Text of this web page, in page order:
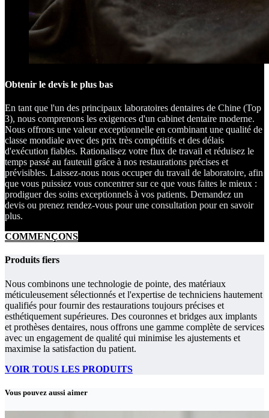
Obtenir le devis le plus bas
En tant que l'un des principaux laboratoires dentaires de Chine (Top
3), nous comprenons les exigences d'un cabinet dentaire moderne.
Nous offrons une valeur exceptionnelle en combinant une qualité de
classe mondiale avec des prix très compétitifs et des délais
d'exécution fiables. Rationalisez votre flux de travail et réduisez le
temps passé au fauteuil grâce à nos restaurations précises et
prévisibles. Laissez-nous nous occuper du travail de laboratoire, afin
que vous puissiez vous concentrer sur ce que vous faites le mieux :
prodiguer des soins exceptionnels à vos patients. Demandez un
devis ou prenez rendez-vous pour une consultation pour en savoir
plus.
COMMENÇONS
Produits fiers
Nous combinons une technologie de pointe, des matériaux
méticuleusement sélectionnés et l'expertise de techniciens hautement
qualifiés pour fournir des restaurations toujours précises et
esthétiquement supérieures. Des couronnes et bridges aux implants
et prothèses dentaires, nous offrons une gamme complète de services
avec un engagement de qualité qui minimise les ajustements et
maximise la satisfaction du patient.
VOIR TOUS LES PRODUITS
Vous pouvez aussi aimer